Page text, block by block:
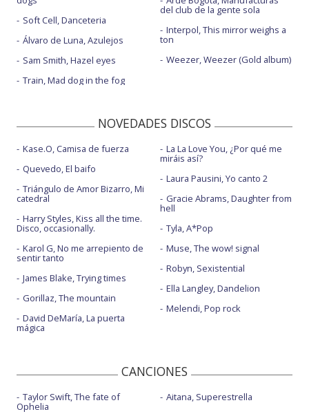
Soft Cell, Danceteria
Álvaro de Luna, Azulejos
Sam Smith, Hazel eyes
Train, Mad dog in the fog
del club de la gente sola
Interpol, This mirror weighs a
ton
Weezer, Weezer (Gold album)
NOVEDADES DISCOS
Kase.O, Camisa de fuerza
Quevedo, El baifo
Triángulo de Amor Bizarro, Mi
catedral
Harry Styles, Kiss all the time.
Disco, occasionally.
Karol G, No me arrepiento de
sentir tanto
James Blake, Trying times
Gorillaz, The mountain
David DeMaría, La puerta
mágica
La La Love You, ¿Por qué me
miráis así?
Laura Pausini, Yo canto 2
Gracie Abrams, Daughter from
hell
Tyla, A*Pop
Muse, The wow! signal
Robyn, Sexistential
Ella Langley, Dandelion
Melendi, Pop rock
CANCIONES
Taylor Swift, The fate of
Ophelia
Aitana, Superestrella